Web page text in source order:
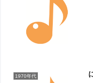
1970年代